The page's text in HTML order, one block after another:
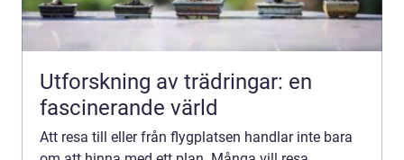
Utforskning av trädringar: en
fascinerande värld
Att resa till eller från flygplatsen handlar inte bara